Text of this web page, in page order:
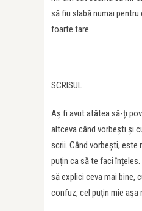
să fiu slabă numai
foarte tare.
SCRISUL
Aș fi avut atâtea să-ți
altceva când vorbești și
scrii. Când vorbești, este
puțin ca să te faci
să explici ceva mai bine,
confuz, cel puțin mie așa